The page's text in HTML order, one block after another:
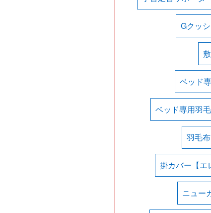
Gクッ
ベッド
ベッド専用羽
羽毛
掛カバー【エ
ニュー